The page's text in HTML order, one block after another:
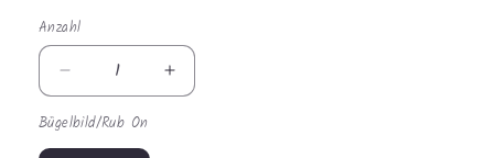
Anzahl
Anzahl
Verringere
die
Menge
für
Erhöhe
die
Bügelbild/Rub On